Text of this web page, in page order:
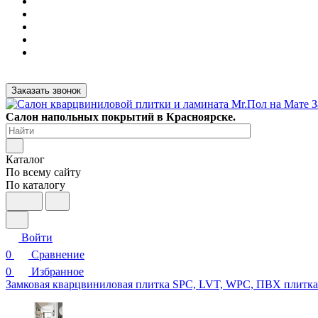
Заказать звонок
Салон напольных покрытий в Красноярске.
Каталог
По всему сайту
По каталогу
Войти
0
Сравнение
0
Избранное
Замковая кварцвиниловая плитка SPC, LVT, WPC, ПВХ